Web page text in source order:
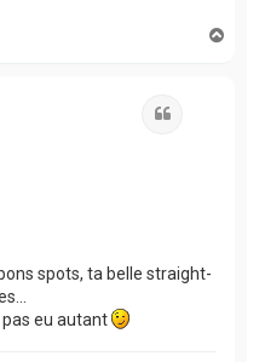
spots, ta belle straight-
eu autant